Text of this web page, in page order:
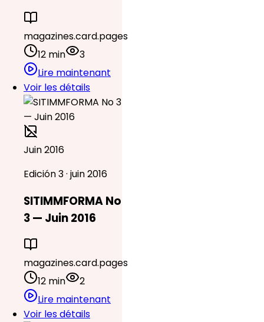
magazines.card.pages
12 min
3
Lire maintenant
Voir les détails
Juin 2016
Edición 3 · juin 2016
SITIMMFORMA No
3 — Juin 2016
magazines.card.pages
12 min
2
Lire maintenant
Voir les détails